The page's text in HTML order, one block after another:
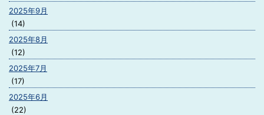
2025年9月
(14)
2025年8月
(12)
2025年7月
(17)
2025年6月
(22)